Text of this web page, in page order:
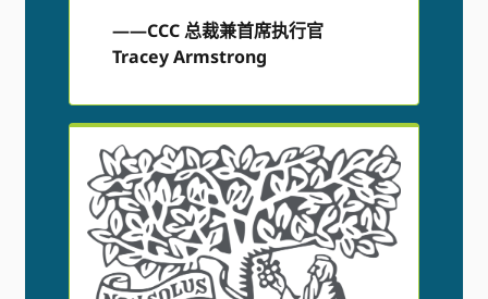
——CCC 总裁兼首席执行官
Tracey Armstrong